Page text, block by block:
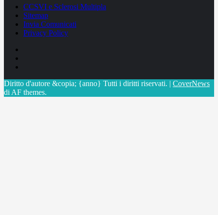
CCSVI e Sclerosi Multipla
Sitemap
Invia Comunicati
Privacy Policy
Diritto d'autore &copia; {anno} Tutti i diritti riservati. | CoverNews
di AF themes.